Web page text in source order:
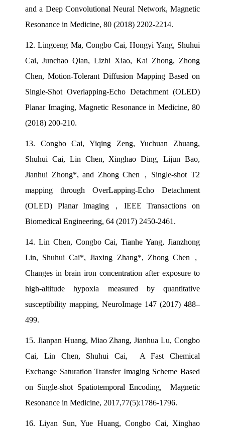
and a Deep Convolutional Neural Network, Magnetic
Resonance in Medicine, 80 (2018) 2202-2214.
12.Lingceng Ma, Congbo Cai, Hongyi Yang, Shuhui
Cai, Junchao Qian, Lizhi Xiao, Kai Zhong, Zhong
Chen, Motion-Tolerant Diffusion Mapping Based on
Single-Shot Overlapping-Echo Detachment (OLED)
Planar Imaging, Magnetic Resonance in Medicine, 80
(2018) 200-210.
13. Congbo Cai, Yiqing Zeng, Yuchuan Zhuang,
Shuhui Cai, Lin Chen, Xinghao Ding, Lijun Bao,
Jianhui Zhong*, and Zhong Chen ， Single-shot T2
mapping through OverLapping-Echo Detachment
(OLED) Planar Imaging ， IEEE Transactions on
Biomedical Engineering, 64 (2017) 2450-2461.
14. Lin Chen, Congbo Cai, Tianhe Yang, Jianzhong
Lin, Shuhui Cai*, Jiaxing Zhang*, Zhong Chen ，
Changes in brain iron concentration after exposure to
high-altitude hypoxia measured by quantitative
susceptibility mapping, NeuroImage 147 (2017) 488–
499.
15. Jianpan Huang, Miao Zhang, Jianhua Lu, Congbo
Cai, Lin Chen, Shuhui Cai, A Fast Chemical
Exchange Saturation Transfer Imaging Scheme Based
on Single-shot Spatiotemporal Encoding, Magnetic
Resonance in Medicine, 2017,77(5):1786-1796.
16.Liyan Sun, Yue Huang, Congbo Cai, Xinghao